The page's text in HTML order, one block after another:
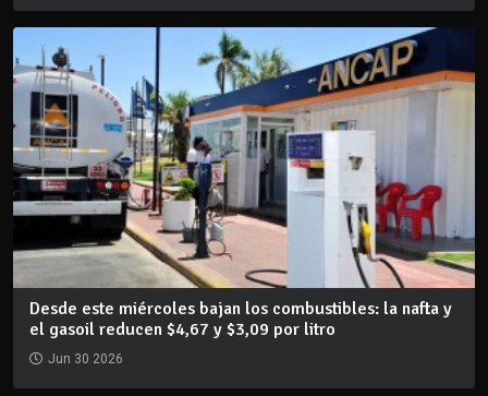
Desde este miércoles bajan los combustibles: la nafta y
el gasoil reducen $4,67 y $3,09 por litro
Jun 30 2026